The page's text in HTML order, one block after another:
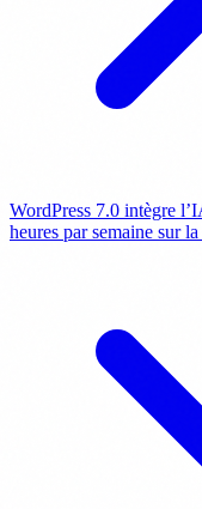
WordPress 7.0 intègre
heures par semaine sur